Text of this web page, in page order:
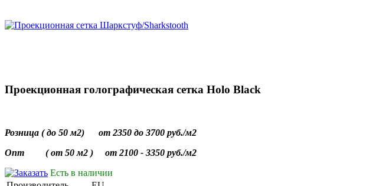
Проекционная голографическая сетка Holo Black
Розница ( до 50 м2) от 2350 до 3700 руб./м2
Опт ( от 50 м2 ) от 2100 - 3350 руб./м2
Есть в наличии